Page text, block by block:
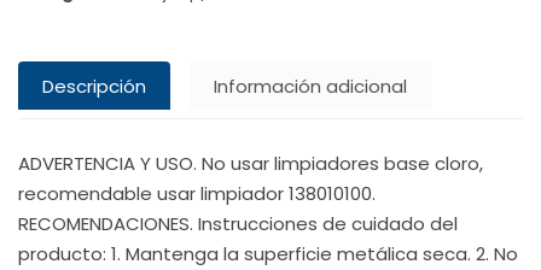
Descripción Información adicional
ADVERTENCIA Y USO. No usar limpiadores base cloro,
recomendable usar limpiador 138010100.
RECOMENDACIONES. Instrucciones de cuidado del
producto: 1. Mantenga la superficie metálica seca. 2. No